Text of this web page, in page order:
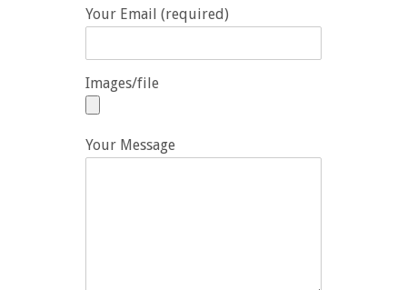
Your Email (required)
Images/file
Your Message